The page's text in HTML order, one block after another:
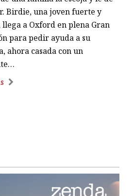
Birdie, una joven fuerte y
a Oxford en plena Gran
para pedir ayuda a su
ahora casada con un